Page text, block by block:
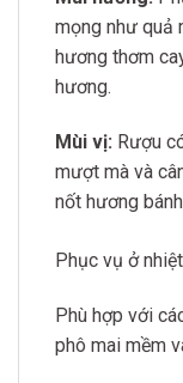
mọng như quả
hương thơm
hương.
Mùi vị: Rượu
mượt mà và
nốt hương
Phục vụ ở
Phù hợp với
phô mai mềm